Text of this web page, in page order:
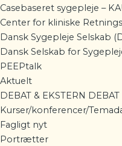
Casebaseret sygepleje –
Center for kliniske
Dansk Sygepleje Selskab
Dansk Selskab for
PEEPtalk
Aktuelt
DEBAT & EKSTERN DEBAT
Kurser/konferencer/
Fagligt nyt
Portrætter